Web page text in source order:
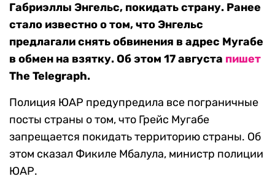
Габриэллы Энгельс, покидать страну. Ранее
стало известно о том, что Энгельс
предлагали снять обвинения в адрес Мугабе
в обмен на взятку. Об этом 17 августа пишет
The Telegraph.
Полиция ЮАР предупредила все пограничные
посты страны о том, что Грейс Мугабе
запрещается покидать территорию страны. Об
этом сказал Фикиле Мбалула, министр полиции
ЮАР.